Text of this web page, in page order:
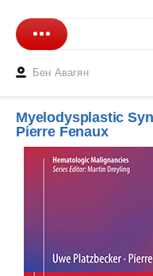
Бен Авагян
Myelodysplastic
Pierre Fenaux